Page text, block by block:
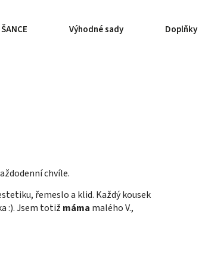
Výhodné sady Doplňky
chvíle.
řemeslo a klid. Každý kousek
:). Jsem totiž máma malého V.,